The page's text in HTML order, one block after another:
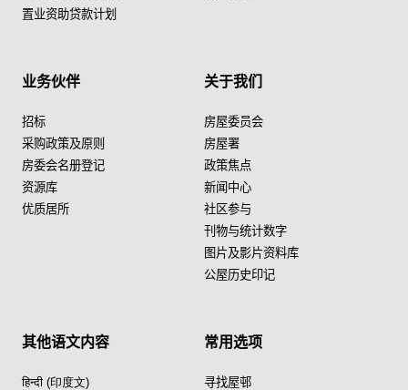
置业资助贷款计划
业务伙伴
招标
采购政策及原则
房委会名册登记
资源库
优质居所
关于我们
房屋委员会
房屋署
政策焦点
新闻中心
社区参与
刊物与统计数字
图片及影片资料库
公屋历史印记
其他语文内容
हिन्दी (印度文)
常用选项
寻找屋邨